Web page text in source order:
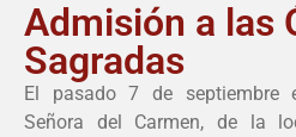
Admisión a las
Sagradas
El pasado 7 de septiembre
Señora del Carmen, de la